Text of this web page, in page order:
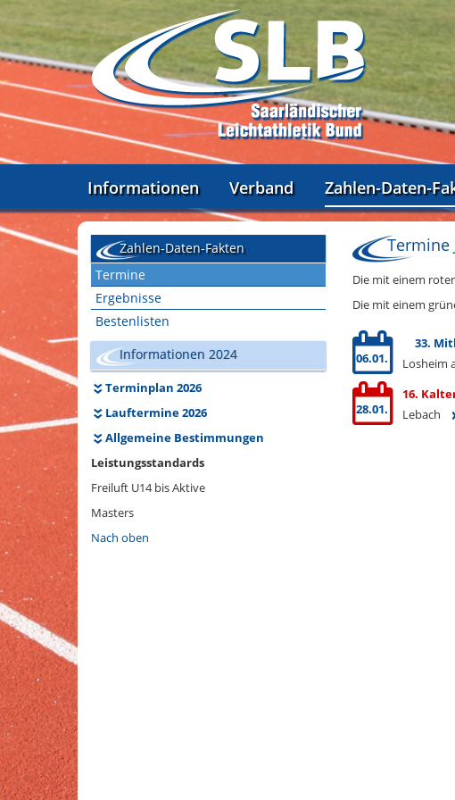
Informationen Verband Zahlen-Daten-
Zahlen-Daten-Fakten
Termine
Ergebnisse
Bestenlisten
Informationen 2024
Terminplan 2026
Lauftermine 2026
Allgemeine Bestimmungen
Leistungsstandards
Freiluft U14 bis Aktive
Masters
Nach oben
Termine
Die mit einem
Die mit einem
33.
06.01.
Losheim
16.
28.01.
Lebach